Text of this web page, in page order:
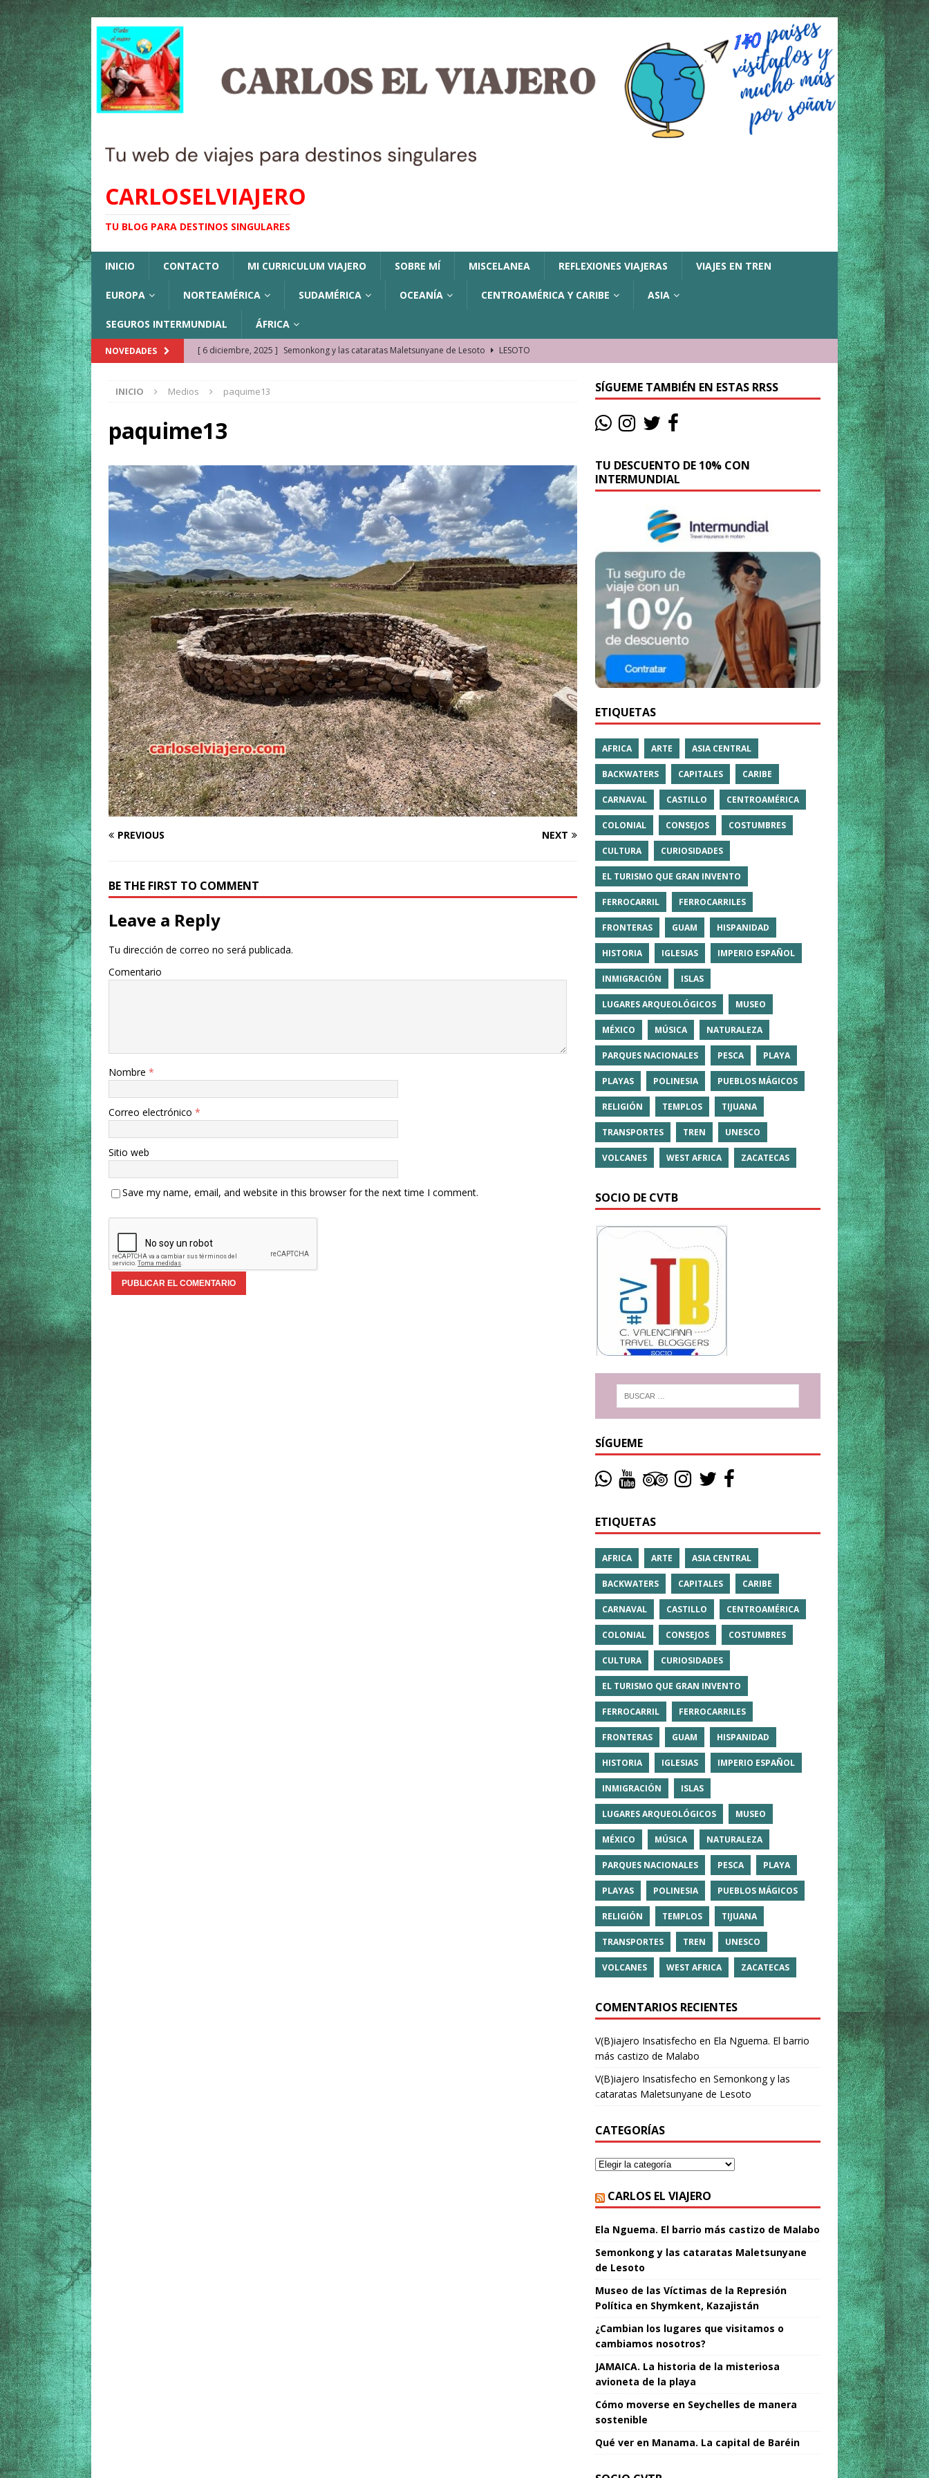
CARLOSELVIAJERO
TU BLOG PARA DESTINOS SINGULARES
INICIO CONTACTO MI CURRICULUM VIAJERO SOBRE MÍ MISCELANEA REFLEXIONES VIAJERAS VIAJES EN TREN
EUROPA NORTEAMÉRICA SUDAMÉRICA OCEANÍA CENTROAMÉRICA Y CARIBE ASIA
SEGUROS INTERMUNDIAL ÁFRICA
NOVEDADES [ 6 diciembre, 2025 ] Semonkong y las cataratas Maletsunyane de Lesoto
LESOTO
KAZAJISTÁN
[ 22 noviembre, 2025 ]
[ 9 octubre, 2025 ] JAMAICA. La historia de la misteriosa avioneta de la playa
JAMAICA
[ 27 septiembre, 2025 ] Cómo moverse en Seychelles de manera sostenible
SEYCHELLES
[ 3 agosto, 2025 ] Qué ver en Manama. La capital de Baréin
BARÉIN
[ 15 marzo, 2026 ] Ela Nguema. El barrio más castizo de Malabo GUINEA ECUATORIAL
INICIO Medios paquime13
paquime13
PREVIOUS NEXT
BE THE FIRST TO COMMENT
Leave a Reply
Tu dirección de correo no será publicada.
Comentario
Nombre *
Correo electrónico *
Sitio web
Save my name, email, and website in this browser for the next time I comment.
SÍGUEME TAMBIÉN EN ESTAS RRSS
TU DESCUENTO DE 10% CON
INTERMUNDIAL
ETIQUETAS
AFRICA ARTE ASIA CENTRAL
BACKWATERS CAPITALES CARIBE
CARNAVAL CASTILLO CENTROAMÉRICA
COLONIAL CONSEJOS COSTUMBRES
CULTURA CURIOSIDADES
EL TURISMO QUE GRAN INVENTO
FERROCARRIL FERROCARRILES
FRONTERAS GUAM HISPANIDAD
HISTORIA IGLESIAS IMPERIO ESPAÑOL
INMIGRACIÓN ISLAS
LUGARES ARQUEOLÓGICOS MUSEO
MÉXICO MÚSICA NATURALEZA
PARQUES NACIONALES PESCA PLAYA
PLAYAS POLINESIA PUEBLOS MÁGICOS
RELIGIÓN TEMPLOS TIJUANA
TRANSPORTES TREN UNESCO
VOLCANES WEST AFRICA ZACATECAS
SOCIO DE CVTB
SÍGUEME
ETIQUETAS
AFRICA ARTE ASIA CENTRAL
BACKWATERS CAPITALES CARIBE
CARNAVAL CASTILLO CENTROAMÉRICA
COLONIAL CONSEJOS COSTUMBRES
CULTURA CURIOSIDADES
EL TURISMO QUE GRAN INVENTO
FERROCARRIL FERROCARRILES
FRONTERAS GUAM HISPANIDAD
HISTORIA IGLESIAS IMPERIO ESPAÑOL
INMIGRACIÓN ISLAS
LUGARES ARQUEOLÓGICOS MUSEO
MÉXICO MÚSICA NATURALEZA
PARQUES NACIONALES PESCA PLAYA
PLAYAS POLINESIA PUEBLOS MÁGICOS
RELIGIÓN TEMPLOS TIJUANA
TRANSPORTES TREN UNESCO
VOLCANES WEST AFRICA ZACATECAS
COMENTARIOS RECIENTES
V(B)iajero Insatisfecho en Ela Nguema. El barrio
más castizo de Malabo
V(B)iajero Insatisfecho en Semonkong y las
cataratas Maletsunyane de Lesoto
CATEGORÍAS
CARLOS EL VIAJERO
Ela Nguema. El barrio más castizo de Malabo
Semonkong y las cataratas Maletsunyane
de Lesoto
Museo de las Víctimas de la Represión
Política en Shymkent, Kazajistán
¿Cambian los lugares que visitamos o
cambiamos nosotros?
JAMAICA. La historia de la misteriosa
avioneta de la playa
Cómo moverse en Seychelles de manera
sostenible
Qué ver en Manama. La capital de Baréin